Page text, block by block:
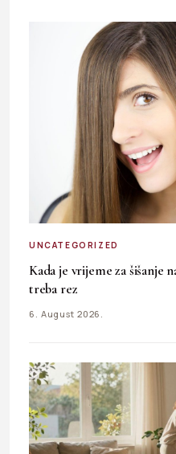
UNCATEGORIZED
Kada je vrijeme za šišanje
treba rez
6. August 2026.